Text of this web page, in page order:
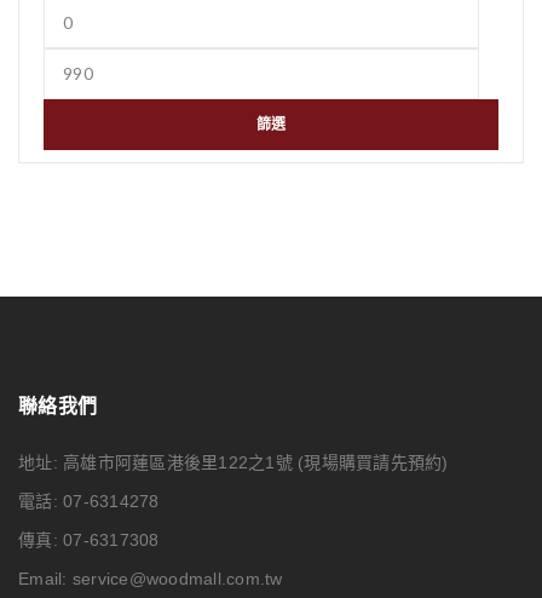
篩選
聯絡我們
地址: 高雄市阿蓮區港後里122之1號 (現場購買請先預約)
電話: 07-6314278
傳真: 07-6317308
Email: service@woodmall.com.tw